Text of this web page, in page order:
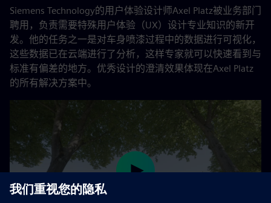
Siemens Technology的用户体验设计师Axel Platz被业务部门
聘用，负责需要特殊用户体验（UX）设计专业知识的新开
发。他的任务之一是对车身喷漆过程中的数据进行可视化，
这些数据已在云端进行了分析，这样专家就可以快速看到与
标准有偏差的地方。优秀设计的澄清效果体现在Axel Platz
的所有解决方案中。